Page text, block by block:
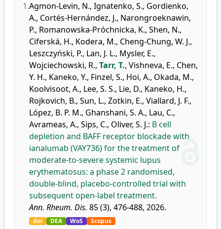
1.Agmon-Levin, N., Ignatenko, S., Gordienko,
A., Cortés-Hernández, J., Narongroeknawin,
P., Romanowska-Próchnicka, K., Shen, N.,
Ciferská, H., Kodera, M., Cheng-Chung, W. J.,
Leszczyński, P., Lan, J. L., Mysler, E.,
Wojciechowski, R., Tarr, T., Vishneva, E., Chen,
Y. H., Kaneko, Y., Finzel, S., Hoi, A., Okada, M.,
Koolvisoot, A., Lee, S. S., Lie, D., Kaneko, H.,
Rojkovich, B., Sun, L., Zotkin, E., Viallard, J. F.,
López, B. P. M., Ghanshani, S. A., Lau, C.,
Avrameas, A., Sips, C., Oliver, S. J.: B cell
depletion and BAFF receptor blockade with
ianalumab (VAY736) for the treatment of
moderate-to-severe systemic lupus
erythematosus: a phase 2 randomised,
double-blind, placebo-controlled trial with
subsequent open-label treatment.
Ann. Rheum. Dis. 85 (3), 476-488, 2026.
doi DEA WoS Scopus